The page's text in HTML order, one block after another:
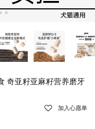
奇亚籽亚麻籽营养磨牙
加入心愿单